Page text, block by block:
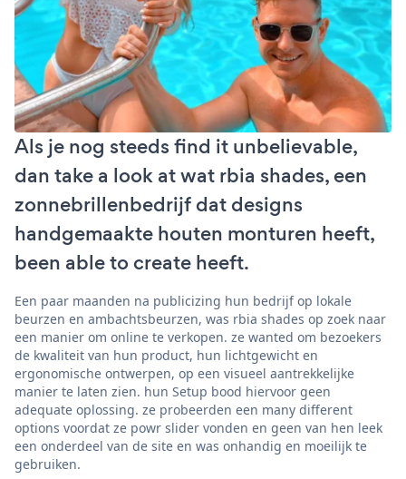
Als je nog steeds find it unbelievable,
dan take a look at wat rbia shades, een
zonnebrillenbedrijf dat designs
handgemaakte houten monturen heeft,
been able to create heeft.
Een paar maanden na publicizing hun bedrijf op lokale
beurzen en ambachtsbeurzen, was rbia shades op zoek naar
een manier om online te verkopen. ze wanted om bezoekers
de kwaliteit van hun product, hun lichtgewicht en
ergonomische ontwerpen, op een visueel aantrekkelijke
manier te laten zien. hun Setup bood hiervoor geen
adequate oplossing. ze probeerden een many different
options voordat ze powr slider vonden en geen van hen leek
een onderdeel van de site en was onhandig en moeilijk te
gebruiken.